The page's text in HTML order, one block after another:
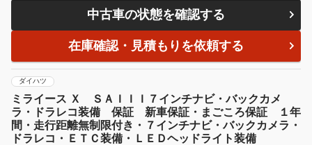
中古車の状態を確認する
在庫確認・見積もりを依頼する
ダイハツ
ミライース Ｘ ＳＡＩＩＩ７インチナビ・バックカメ
ラ・ドラレコ装備 保証 新車保証・まごころ保証 １年
間・走行距離無制限付き・７インチナビ・バックカメラ・
ドラレコ・ＥＴＣ装備・ＬＥＤヘッドライト装備